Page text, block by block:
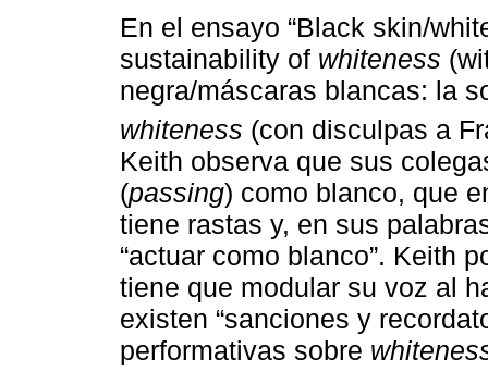
En el ensayo “Black skin/
sustainability of whiteness
negra/máscaras blancas: la
whiteness (con disculpas a
Keith observa que sus
(passing) como blanco, que
tiene rastas y, en sus
“actuar como blanco”. Keith
tiene que modular su voz al
existen “sanciones y
performativas sobre